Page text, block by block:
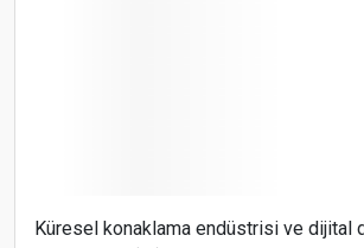
Küresel konaklama endüstrisi ve dijital